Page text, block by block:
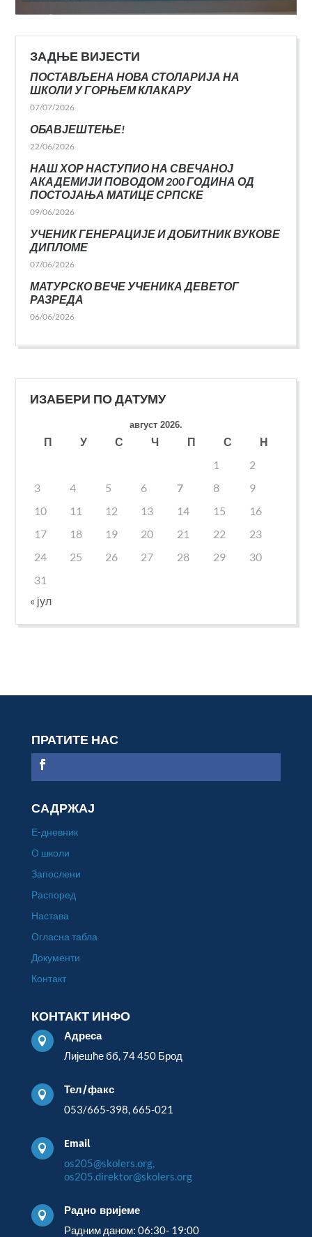
ЗАДЊЕ ВИЈЕСТИ
ПОСТАВЉЕНА НОВА СТОЛАРИЈА НА
ШКОЛИ У ГОРЊЕМ КЛАКАРУ
07/07/2026
ОБАВЈЕШТЕЊЕ!
22/06/2026
НАШ ХОР НАСТУПИО НА СВЕЧАНОЈ
АКАДЕМИЈИ ПОВОДОМ 200 ГОДИНА ОД
ПОСТОЈАЊА МАТИЦЕ СРПСКЕ
09/06/2026
УЧЕНИК ГЕНЕРАЦИЈЕ И ДОБИТНИК ВУКОВЕ
ДИПЛОМЕ
07/06/2026
МАТУРСКО ВЕЧЕ УЧЕНИКА ДЕВЕТОГ
РАЗРЕДА
06/06/2026
ИЗАБЕРИ ПО ДАТУМУ
август 2026.
П У С Ч П С
Н
1
2
3
4 5 6 7 8
9
10
11 12 13 14 15
16
17
18 19 20 21 22
23
24
25 26 27 28 29
30
31
« јул
ПРАТИТЕ НАС
САДРЖАЈ
Е-дневник
О школи
Запослени
Распоред
Настава
Огласна табла
Документи
Контакт
КОНТАКТ ИНФО

Адреса
Лијешће бб, 74 450 Брод

Тел/факс
053/665-398, 665-021

Email
os205@skolers.org,
os205.direktor@skolers.org

Радно вријеме
Радним даном: 06:30- 19:00